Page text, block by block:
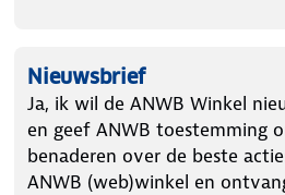
Nieuwsbrief
Ja, ik wil de ANWB Winkel
en geef ANWB toestemming
benaderen over de beste
ANWB (web)winkel en